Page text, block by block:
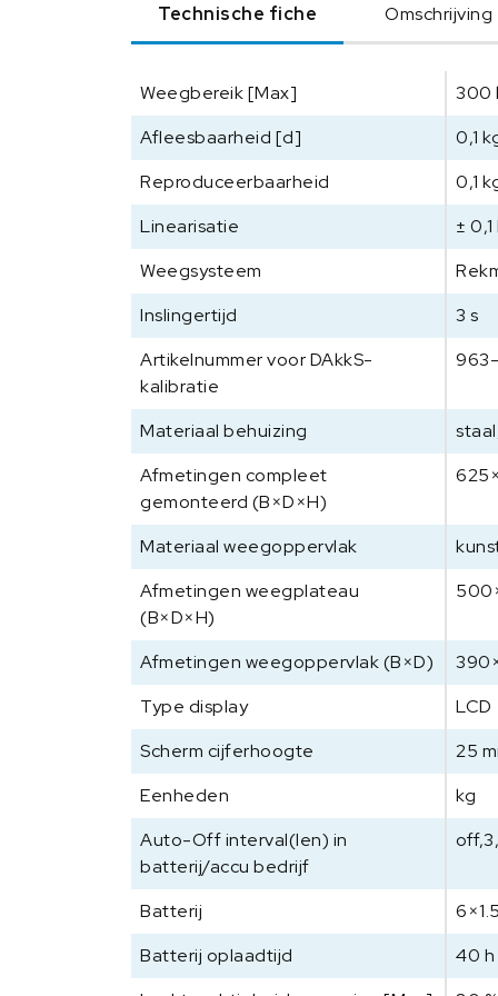
Technische fiche Omschrijving
Weegbereik [Max]
300
Afleesbaarheid [d]
0,1
Reproduceerbaarheid
0,1
Linearisatie
± 0,1
Weegsysteem
Inslingertijd
3 s
Artikelnummer voor DAkkS-
kalibratie
Materiaal behuizing
Afmetingen compleet
gemonteerd (B×D×H)
Materiaal weegoppervlak
Afmetingen weegplateau
(B×D×H)
Afmetingen weegoppervlak (B×D)
Type display
LCD
Scherm cijferhoogte
25
Eenheden
kg
Auto-Off interval(len) in
batterij/accu bedrijf
Batterij
Batterij oplaadtijd
40 h